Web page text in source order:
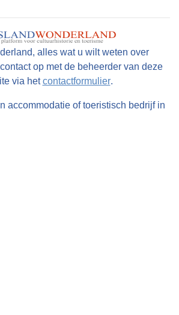
alles wat u wilt weten over
op met de beheerder van deze
via hetcontactformulier.
accommodatie of toeristisch bedrijf in